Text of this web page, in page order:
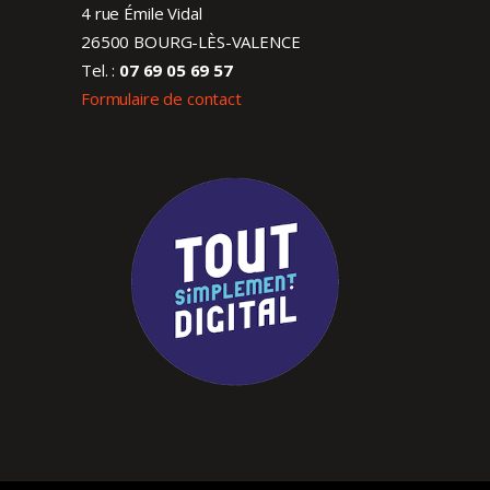
4 rue Émile Vidal
26500 BOURG-LÈS-VALENCE
Tel. : 07 69 05 69 57
Formulaire de contact